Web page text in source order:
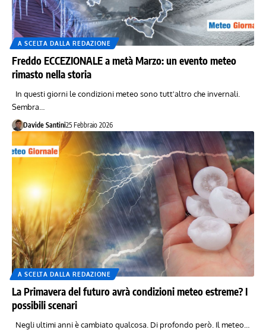
A SCELTA DALLA REDAZIONE
Freddo ECCEZIONALE a metà Marzo: un evento meteo
rimasto nella storia
In questi giorni le condizioni meteo sono tutt'altro che invernali.
Sembra…
Davide Santini25 Febbraio 2026
A SCELTA DALLA REDAZIONE
La Primavera del futuro avrà condizioni meteo estreme? I
possibili scenari
Negli ultimi anni è cambiato qualcosa. Di profondo però. Il meteo…